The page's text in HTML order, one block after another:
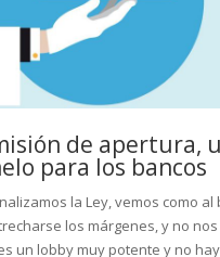
de apertura,
para los bancos
la Ley, vemos como al
los márgenes, y no
un lobby muy potente y no